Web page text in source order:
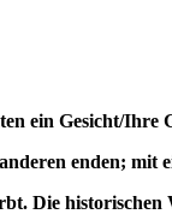
ein Gesicht/Ihre
enden; mit
Die